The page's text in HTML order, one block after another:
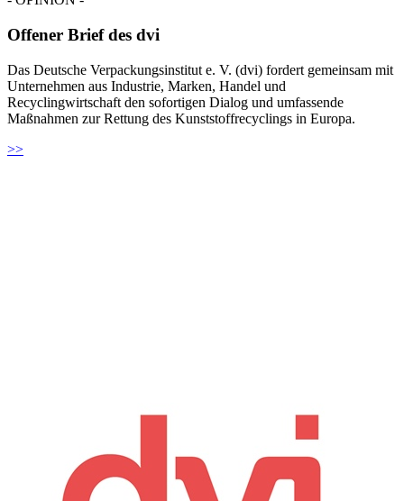
Offener Brief des dvi
Das Deutsche Verpackungsinstitut e. V. (dvi) fordert gemeinsam mit
Unternehmen aus Industrie, Marken, Handel und
Recyclingwirtschaft den sofortigen Dialog und umfassende
Maßnahmen zur Rettung des Kunststoffrecyclings in Europa.
>>